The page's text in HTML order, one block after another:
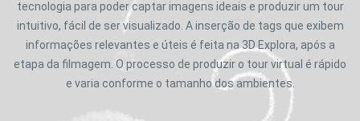
tecnologia para poder captar imagens ideais e produzir um tour
intuitivo, fácil de ser visualizado. A inserção de tags que exibem
informações relevantes e úteis é feita na 3D Explora, após a
etapa da filmagem. O processo de produzir o tour virtual é rápido
e varia conforme o tamanho dos ambientes.